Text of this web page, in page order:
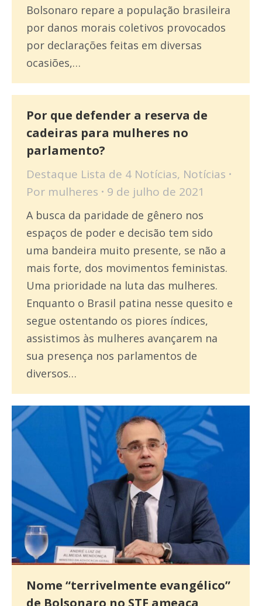
Bolsonaro repare a população brasileira
por danos morais coletivos provocados
por declarações feitas em diversas
ocasiões,…
Por que defender a reserva de
cadeiras para mulheres no
parlamento?
Destaque Lista de 4 Notícias, Notícias
Por mulheres 9 de julho de 2021
A busca da paridade de gênero nos
espaços de poder e decisão tem sido
uma bandeira muito presente, se não a
mais forte, dos movimentos feministas.
Uma prioridade na luta das mulheres.
Enquanto o Brasil patina nesse quesito e
segue ostentando os piores índices,
assistimos às mulheres avançarem na
sua presença nos parlamentos de
diversos…
Nome “terrivelmente evangélico”
de Bolsonaro no STF ameaça